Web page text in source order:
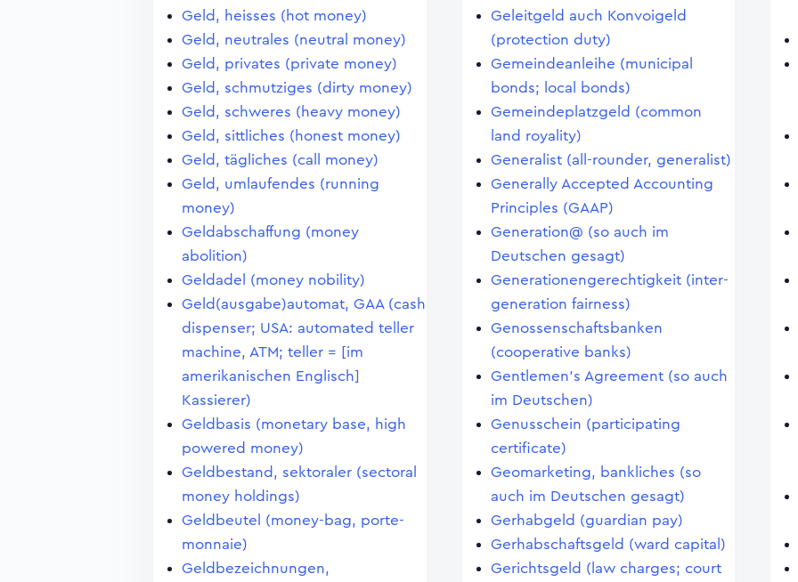
Geld, heisses (hot money)
Geld, neutrales (neutral money)
Geld, privates (private money)
Geld, schmutziges (dirty money)
Geld, schweres (heavy money)
Geld, sittliches (honest money)
Geld, tägliches (call money)
Geld, umlaufendes (running
money)
Geldabschaffung (money
abolition)
Geldadel (money nobility)
Geld(ausgabe)automat, GAA (cash
dispenser; USA: automated teller
machine, ATM; teller = [im
amerikanischen Englisch]
Kassierer)
Geldbasis (monetary base, high
powered money)
Geldbestand, sektoraler (sectoral
money holdings)
Geldbeutel (money-bag, porte-
monnaie)
Geldbezeichnungen,
Geleitgeld auch Konvoigeld
(protection duty)
Gemeindeanleihe (municipal
bonds; local bonds)
Gemeindeplatzgeld (common
land royality)
Generalist (all-rounder, generalist)
Generally Accepted Accounting
Principles (GAAP)
Generation@ (so auch im
Deutschen gesagt)
Generationengerechtigkeit (inter-
generation fairness)
Genossenschaftsbanken
(cooperative banks)
Gentlemen's Agreement (so auch
im Deutschen)
Genusschein (participating
certificate)
Geomarketing, bankliches (so
auch im Deutschen gesagt)
Gerhabgeld (guardian pay)
Gerhabschaftsgeld (ward capital)
Gerichtsgeld (law charges; court